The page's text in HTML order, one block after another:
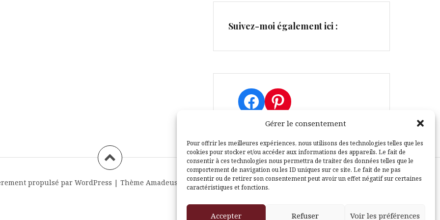
Gérer le consentement
Pour offrir les meilleures expériences, nous utilisons des technologies telles que les
cookies pour stocker et/ou accéder aux informations des appareils. Le fait de
consentir à ces technologies nous permettra de traiter des données telles que le
comportement de navigation ou les ID uniques sur ce site. Le fait de ne pas
consentir ou de retirer son consentement peut avoir un effet négatif sur certaines
caractéristiques et fonctions.
Accepter Refuser Voir les préférences
Suivez-moi également ici :
Facebook
Pinterest
propulsé par WordPress | Thème Amadeus par Themeisle